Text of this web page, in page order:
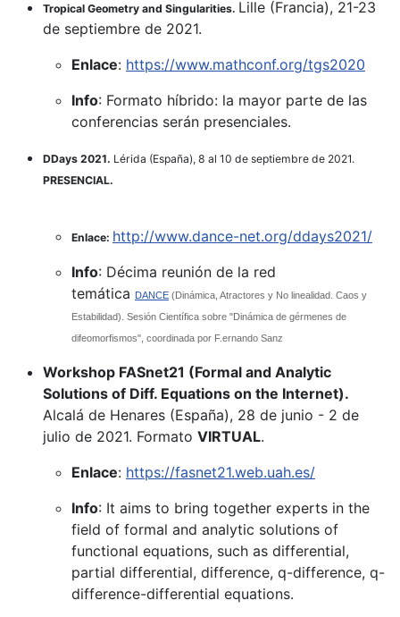
Tropical Geometry and Singularities. Lille (Francia), 21-23
de septiembre de 2021.
Enlace: https://www.mathconf.org/tgs2020
Info: Formato híbrido: la mayor parte de las
conferencias serán presenciales.
DDays 2021. Lérida (España), 8 al 10 de septiembre de 2021.
PRESENCIAL.
Enlace: http://www.dance-net.org/ddays2021/
Info: Décima reunión de la red
temática
DANCE (Dinámica, Atractores y No linealidad. Caos y
Estabilidad). Sesión Científica sobre "Dinámica de gérmenes de
difeomorfismos", coordinada por F.ernando Sanz
Workshop FASnet21 (Formal and Analytic
Solutions of Diff. Equations on the Internet).
Alcalá de Henares (España), 28 de junio - 2 de
julio de 2021. Formato VIRTUAL.
Enlace: https://fasnet21.web.uah.es/
Info: It aims to bring together experts in the
field of formal and analytic solutions of
functional equations, such as differential,
partial differential, difference, q-difference, q-
difference-differential equations.